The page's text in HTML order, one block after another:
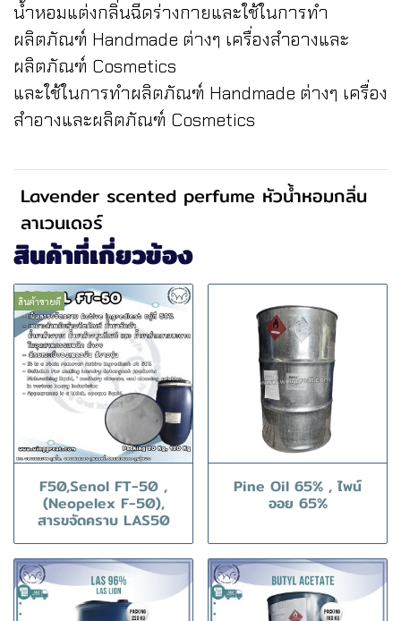
น้ำหอมแต่งกลิ่นฉีดร่างกายและใช้ในการทำ
ผลิตภัณฑ์ Handmade ต่างๆ เครื่องสำอางและ
ผลิตภัณฑ์ Cosmetics
และใช้ในการทำผลิตภัณฑ์ Handmade ต่างๆ เครื่อง
สำอางและผลิตภัณฑ์ Cosmetics
Lavender scented perfume หัวน้ำหอมกลิ่น
ลาเวนเดอร์
สินค้าที่เกี่ยวข้อง
สินค้าขายดี
F50,Senol FT-50 ,
(Neopelex F-50),
สารขจัดคราบ LAS50
Pine Oil 65% , ไพน์
ออย 65%